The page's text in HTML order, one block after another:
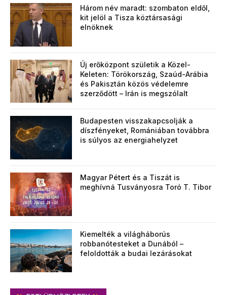
Három név maradt: szombaton eldől,
kit jelöl a Tisza köztársasági
elnöknek
Új erőközpont születik a Közel-
Keleten: Törökország, Szaúd-Arábia
és Pakisztán közös védelemre
szerződött – Irán is megszólalt
Budapesten visszakapcsolják a
díszfényeket, Romániában továbbra
is súlyos az energiahelyzet
Magyar Pétert és a Tiszát is
meghívná Tusványosra Toró T. Tibor
Kiemelték a világháborús
robbanótesteket a Dunából –
feloldották a budai lezárásokat